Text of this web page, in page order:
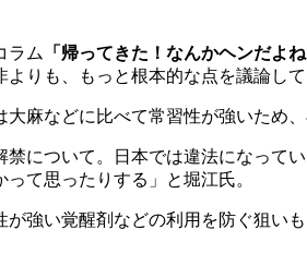
ラム 「帰ってきた！なんかヘンだよね
りも、もっと根本的な点を議論して
麻などに比べて常習性が強いため
禁について。日本では違法になって
て思ったりする」と堀江氏。
強い覚醒剤などの利用を防ぐ狙い